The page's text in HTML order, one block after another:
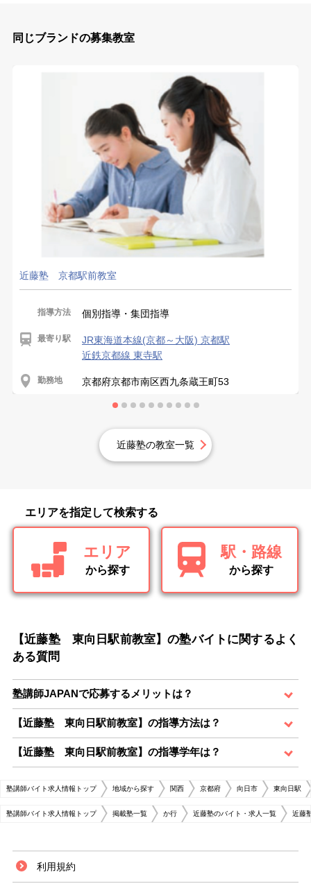
同じブランドの募集教室
近藤塾 京都駅前教室
指導方法 個別指導・集団指導
最寄り駅
JR東海道本線(京都～大阪) 京都駅
近鉄京都線 東寺駅
勤務地 京都府京都市南区西九条蔵王町53
近藤塾の教室一覧
エリアを指定して検索する
エリア
から探す
駅・路線
から探す
【近藤塾 東向日駅前教室】の塾バイトに関するよく
ある質問
塾講師JAPANで応募するメリットは？
【近藤塾 東向日駅前教室】の指導方法は？
【近藤塾 東向日駅前教室】の指導学年は？
塾講師バイト求人情報トップ 地域から探す 関西 京都府 向日市 東向日駅
塾講師バイト求人情報トップ 掲載塾一覧 か行 近藤塾のバイト・求人一覧 近藤
利用規約